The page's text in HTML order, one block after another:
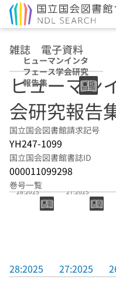
雑誌 電子資料
ヒューマンインタ
フェース学会研究
報告集
ヒューマン
会研究報告
国立国会図書館請求記号
YH247-1099
国立国会図書館書誌ID
000011099298
巻号一覧
28:2025
28:2025
27:2025
27:2025